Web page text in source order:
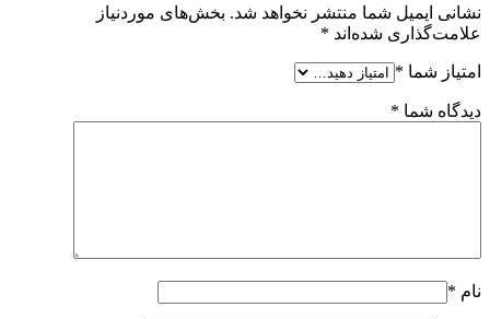
نشانی ایمیل شما منتشر نخواهد شد. بخش‌های موردنیاز
علامت‌گذاری شده‌اند *
امتیاز شما *
دیدگاه شما *
نام *